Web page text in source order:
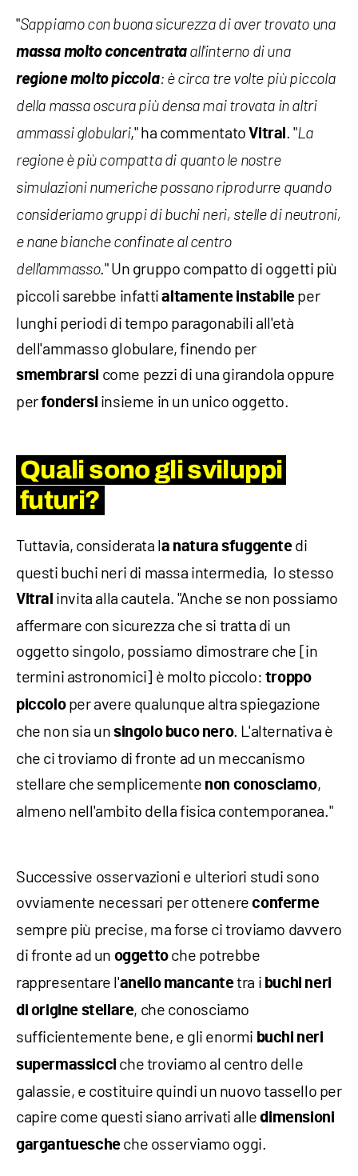
"Sappiamo con buona sicurezza di aver trovato una
massa molto concentrataall'interno di una
regione molto piccola: è circa tre volte più piccola
della massa oscura più densa mai trovata in altri
ammassi globulari," ha commentatoVitral . "La
regione è più compatta di quanto le nostre
simulazioni numeriche possano riprodurre quando
consideriamo gruppi di buchi neri, stelle di neutroni,
e nane bianche confinate al centro
dell'ammasso." Un gruppo compatto di oggetti più
piccoli sarebbe infattialtamente instabileper
lunghi periodi di tempo paragonabili all'età
dell'ammasso globulare, finendo per
smembrarsi come pezzi di una girandola oppure
perfondersi insieme in un unico oggetto.
Quali sono gli sviluppi
futuri?
Tuttavia, considerata la natura sfuggentedi
questi buchi neri di massa intermedia, lo stesso
Vitral invita alla cautela. "Anche se non possiamo
affermare con sicurezza che si tratta di un
oggetto singolo, possiamo dimostrare che [in
termini astronomici] è molto piccolo: troppo
piccoloper avere qualunque altra spiegazione
che non sia un singolo buco nero. L'alternativa è
che ci troviamo di fronte ad un meccanismo
stellare che semplicemente non conosciamo,
almeno nell'ambito della fisica contemporanea."
Successive osservazioni e ulteriori studi sono
ovviamente necessari per ottenereconferme
sempre più precise, ma forse ci troviamo davvero
di fronte ad un oggettoche potrebbe
rappresentare l'anello mancantetra i buchi neri
di origine stellare, che conosciamo
sufficientemente bene, e gli enormi buchi neri
supermassicci che troviamo al centro delle
galassie, e costituire quindi un nuovo tassello per
capire come questi siano arrivati alledimensioni
gargantuescheche osserviamo oggi.